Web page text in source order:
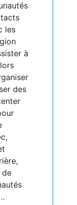
les
à
des
de